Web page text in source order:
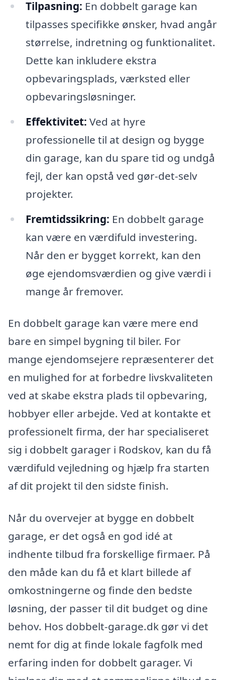
Tilpasning: En dobbelt garage kan
tilpasses specifikke ønsker, hvad angår
størrelse, indretning og funktionalitet.
Dette kan inkludere ekstra
opbevaringsplads, værksted eller
opbevaringsløsninger.
Effektivitet: Ved at hyre
professionelle til at design og bygge
din garage, kan du spare tid og undgå
fejl, der kan opstå ved gør-det-selv
projekter.
Fremtidssikring: En dobbelt garage
kan være en værdifuld investering.
Når den er bygget korrekt, kan den
øge ejendomsværdien og give værdi i
mange år fremover.
En dobbelt garage kan være mere end
bare en simpel bygning til biler. For
mange ejendomsejere repræsenterer det
en mulighed for at forbedre livskvaliteten
ved at skabe ekstra plads til opbevaring,
hobbyer eller arbejde. Ved at kontakte et
professionelt firma, der har specialiseret
sig i dobbelt garager i Rodskov, kan du få
værdifuld vejledning og hjælp fra starten
af dit projekt til den sidste finish.
Når du overvejer at bygge en dobbelt
garage, er det også en god idé at
indhente tilbud fra forskellige firmaer. På
den måde kan du få et klart billede af
omkostningerne og finde den bedste
løsning, der passer til dit budget og dine
behov. Hos dobbelt-garage.dk gør vi det
nemt for dig at finde lokale fagfolk med
erfaring inden for dobbelt garager. Vi